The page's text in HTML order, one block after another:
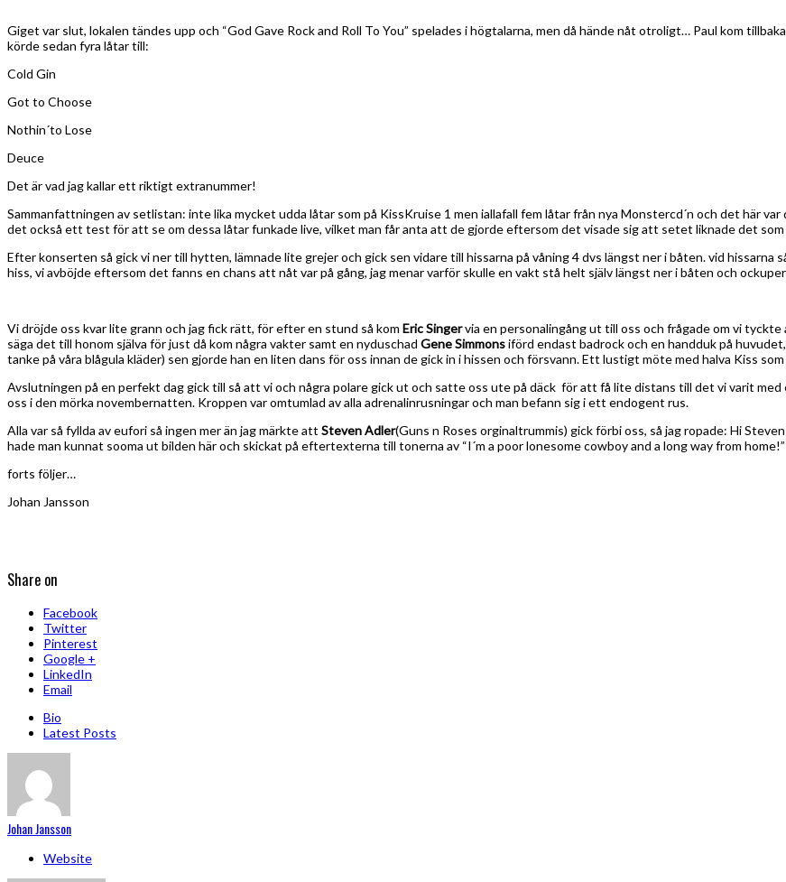
Giget var slut, lokalen tändes upp och “God Gave Rock and Roll To You” spelades i högtalarna, men då hände nåt otroligt… Paul kom
körde sedan fyra låtar till:
Cold Gin
Got to Choose
Nothin´to Lose
Deuce
Det är vad jag kallar ett riktigt extranummer!
Sammanfattningen av setlistan: inte lika mycket udda låtar som på KissKruise 1 men iallafall fem låtar från nya Monstercd´n och det här
det också ett test för att se om dessa låtar funkade live, vilket man får anta att de gjorde eftersom det visade sig att setet liknade det
Efter konserten så gick vi ner till hytten, lämnade lite grejer och gick sen vidare till hissarna på våning 4 dvs längst ner i båten. vid hissarna
hiss, vi avböjde eftersom det fanns en chans att nåt var på gång, jag menar varför skulle en vakt stå helt själv längst ner i båten och
Vi dröjde oss kvar lite grann och jag fick rätt, för efter en stund så kom Eric Singervia en personalingång ut till oss och frågade om vi
säga det till honom själva för just då kom några vakter samt en nyduschad Gene Simmonsiförd endast badrock och en handduk på
tanke på våra blågula kläder) sen gjorde han en liten dans för oss innan de gick in i hissen och försvann. Ett lustigt möte med halva Kiss
Avslutningen på en perfekt dag gick till så att vi och några polare gick ut och satte oss ute på däck för att få lite distans till det vi varit
oss i den mörka novembernatten. Kroppen var omtumlad av alla adrenalinrusningar och man befann sig i ett endogent rus.
Alla var så fyllda av eufori så ingen mer än jag märkte att Steven Adler(Guns n Roses orginaltrummis) gick förbi oss, så jag ropade: Hi
hade man kunnat sooma ut bilden här och skickat på eftertexterna till tonerna av “I´m a poor lonesome cowboy and a long way from home!”
forts följer…
Johan Jansson
Share on
Facebook
Twitter
Pinterest
Google +
LinkedIn
Email
Bio
Latest Posts
Johan Jansson
Website